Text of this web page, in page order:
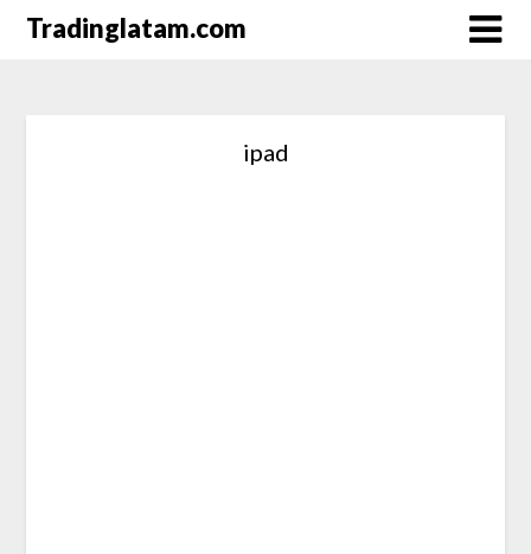
SaltarTradinglatam.com
ipad